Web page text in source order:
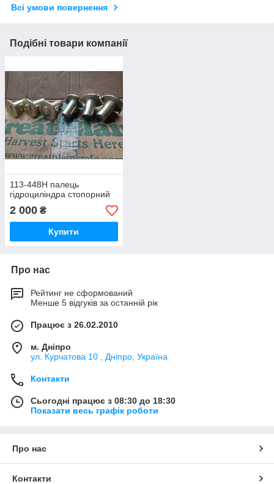
Всі умови повернення
Подібні товари компанії
113-448H палець
гідроциліндра стопорний
2 000 ₴
Купити
Про нас
Рейтинг не сформований
Менше 5 відгуків за останній рік
Працює з 26.02.2010
м. Дніпро
ул. Курчатова 10 , Дніпро, Україна
Контакти
Сьогодні працює з 08:30 до 18:30
Показати весь графік роботи
Про нас
Контакти